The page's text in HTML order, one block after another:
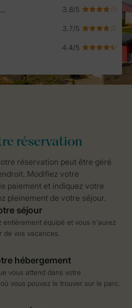
Convivialité pour les enfants
entièrement équipé et vous n'aurez
de vos vacances.
vous attend dans votre
vous pouvez le trouver sur le parc.